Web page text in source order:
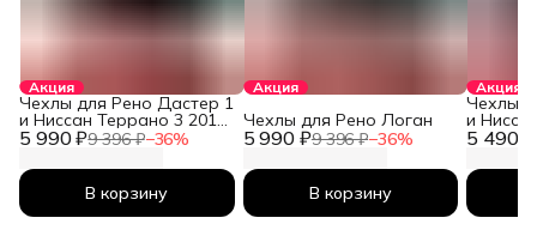
Акция
5 990 ₽9 396 ₽−36%
Чехлы для Рено Дастер 1
и Ниссан Террано 3 2010-
2026
В корзину
Акция
5 990 ₽9 396 ₽−36%
Чехлы для Рено Логан
В корзину
Акция
5 490 ₽
Чехлы
и
2026